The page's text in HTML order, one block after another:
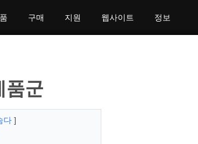
구매 지원 웹사이트 정보
품군
다 ]